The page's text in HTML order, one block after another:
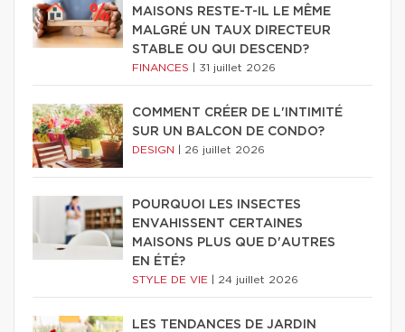
MAISONS RESTE-T-IL LE MÊME
MALGRÉ UN TAUX DIRECTEUR
STABLE OU QUI DESCEND?
FINANCES 31 juillet 2026
COMMENT CRÉER DE L'INTIMITÉ
SUR UN BALCON DE CONDO?
DESIGN 26 juillet 2026
POURQUOI LES INSECTES
ENVAHISSENT CERTAINES
MAISONS PLUS QUE D'AUTRES
EN ÉTÉ?
STYLE DE VIE 24 juillet 2026
LES TENDANCES DE JARDIN